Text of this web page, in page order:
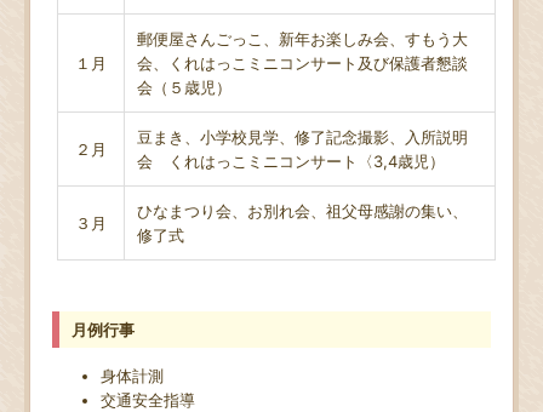
１月
郵便屋さんごっこ、新年お楽しみ会、すもう大
会、くれはっこミニコンサート及び保護者懇談
会（５歳児）
２月
豆まき、小学校見学、修了記念撮影、入所説明
会 くれはっこミニコンサート〈3,4歳児）
３月
ひなまつり会、お別れ会、祖父母感謝の集い、
修了式
月例行事
身体計測
交通安全指導